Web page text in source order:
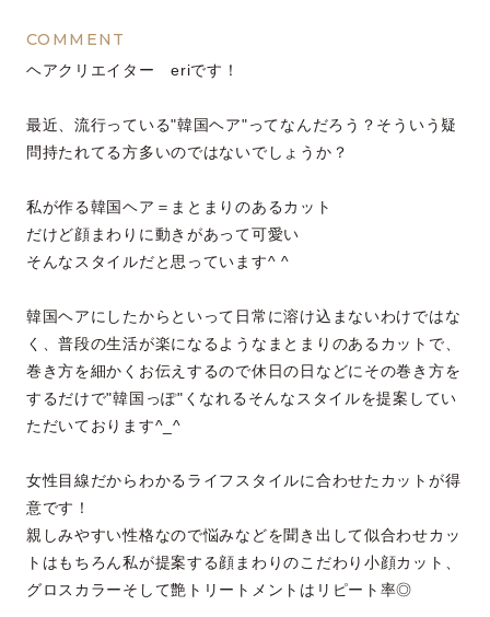
COMMENT
ヘアクリエイター eriです！
最近、流行っている"韓国ヘア"ってなんだろう？そういう疑
問持たれてる方多いのではないでしょうか？
私が作る韓国ヘア＝まとまりのあるカット
だけど顔まわりに動きがあって可愛い
そんなスタイルだと思っています^ ^
韓国ヘアにしたからといって日常に溶け込まないわけではな
く、普段の生活が楽になるようなまとまりのあるカットで、
巻き方を細かくお伝えするので休日の日などにその巻き方を
するだけで"韓国っぽ"くなれるそんなスタイルを提案してい
ただいております^_^
女性目線だからわかるライフスタイルに合わせたカットが得
意です！
親しみやすい性格なので悩みなどを聞き出して似合わせカッ
トはもちろん私が提案する顔まわりのこだわり小顔カット、
グロスカラーそして艶トリートメントはリピート率◎